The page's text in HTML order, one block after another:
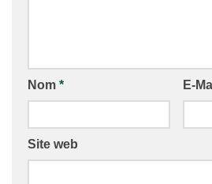
Nom * E-
Site web